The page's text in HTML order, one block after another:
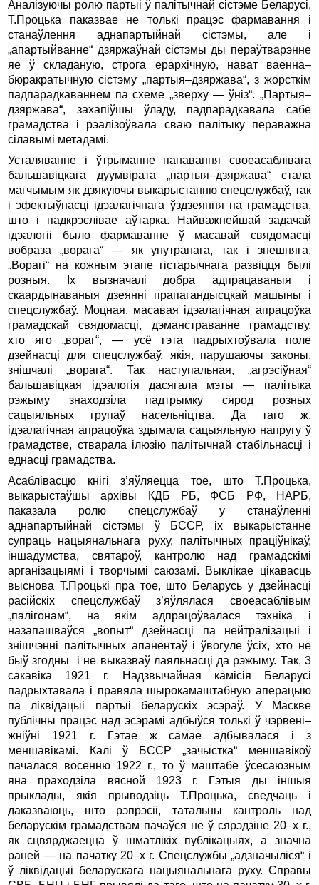
Аналізуючы ролю партыі ў палітычнай сістэме Беларусі,
Т.Процька паказвае не толькі працэс фармавання і
станаўлення аднапартыйнай сістэмы, але і
„апартыйванне“ дзяржаўнай сістэмы ды пераўтварэнне
яе ў складаную, строга ерархічную, нават ваенна–
бюракратычную сістэму „партыя–дзяржава“, з жорсткім
падпарадкаваннем па схеме „зверху — ўніз“. „Партыя–
дзяржава“, захапіўшы ўладу, падпарадкавала сабе
грамадства і рэалізоўвала сваю палі­тыку пераважна
сілавымі метадамі.
Усталяванне і ўтрыманне панавання своеасаблівага
бальшавіцкага дуумвірата „партыя–дзяржава“ стала
магчымым як дзякуючы выкарыстанню спецслужбаў, так
і эфектыўнасці ідэалагічнага ўздзеяння на грамадства,
што і падкрэслівае аўтарка. Найважнейшай задачай
ідэалогіі было фармаванне ў масавай свядомасці
вобраза „ворага“ — як унутранага, так і знешняга.
„Ворагі“ на кожным этапе гістарычнага развіцця былі
розныя. Іх вызначалі добра адпрацаваныя і
скаардынаваныя дзеянні прапагандысцкай машыны і
спецслужбаў. Моцная, масавая ідэалагічная апрацоўка
грамадскай свядомасці, дэманстраванне грамадству,
хто яго „вораг“, — усё гэта падрыхтоўвала поле
дзейнасці для спецслужбаў, якія, парушаючы законы,
знішчалі „ворага“. Так наступальная, „агрэсіўная“
бальшавіцкая ідэалогія дасягала мэты — палітыка
рэжыму знаходзіла падтрымку сярод розных
сацыяльных групаў насельніцтва. Да таго ж,
ідэалагічная апрацоўка здымала сацыяльную напругу ў
грамадстве, стварала ілюзію палітычнай стабільнасці і
еднасці грамадства.
Асаблівасцю кнігі з’яўляецца тое, што Т.Процька,
выкарыстаўшы архівы КДБ РБ, ФСБ РФ, НАРБ,
паказала ролю спецслужбаў у станаўленні
аднапартыйнай сістэмы ў БССР, іх выкарыстанне
супраць нацыянальнага руху, палітычных праціўнікаў,
іншадумства, святароў, кантролю над грамадскімі
арганізацыямі і творчымі саюзамі. Выклікае цікавасць
выснова Т.Процькі пра тое, што Беларусь у дзейнасці
расійскіх спецслужбаў з’яўлялася своеасаблівым
„палігонам“, на якім адпрацоўвалася тэхніка і
назапашваўся „вопыт“ дзейнасці па нейтралізацыі і
зніш­чэнні па­літычных апанентаў і ўвогуле ўсіх, хто не
быў згодны і не выказваў лаяльнасці да рэжыму. Так, 3
сакавіка 1921 г. Надзвычайная камісія Беларусі
падрыхтавала і правяла шырокамаштабную аперацыю
па ліквідацыі партыі беларускіх эсэраў. У Маскве
публічны працэс над эсэрамі адбыўся толькі ў чэрвені–
жніўні 1921 г. Гэтае ж самае адбывалася і з
меншавікамі. Калі ў БССР „зачыстка“ меншавікоў
пачалася восенню 1922 г., то ў маштабе ўсесаюзным
яна праходзіла вясной 1923 г. Гэтыя ды іншыя
прыклады, якія прыводзіць Т.Процька, сведчаць і
даказваюць, што рэпрэсіі, татальны кантроль над
беларускім грамадствам пачаўся не ў сярэдзіне 20–х г.,
як сцвярджаецца ў шмат­лікіх публікацыях, а значна
раней — на пачатку 20–х г. Спецслужбы „адзначыліся“ і
ў ліквідацыі беларускага нацыянальнага руху. Справы